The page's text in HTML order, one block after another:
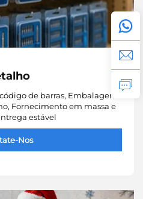
de barras, Embalagem
Fornecimento em massa e
estável
Nos